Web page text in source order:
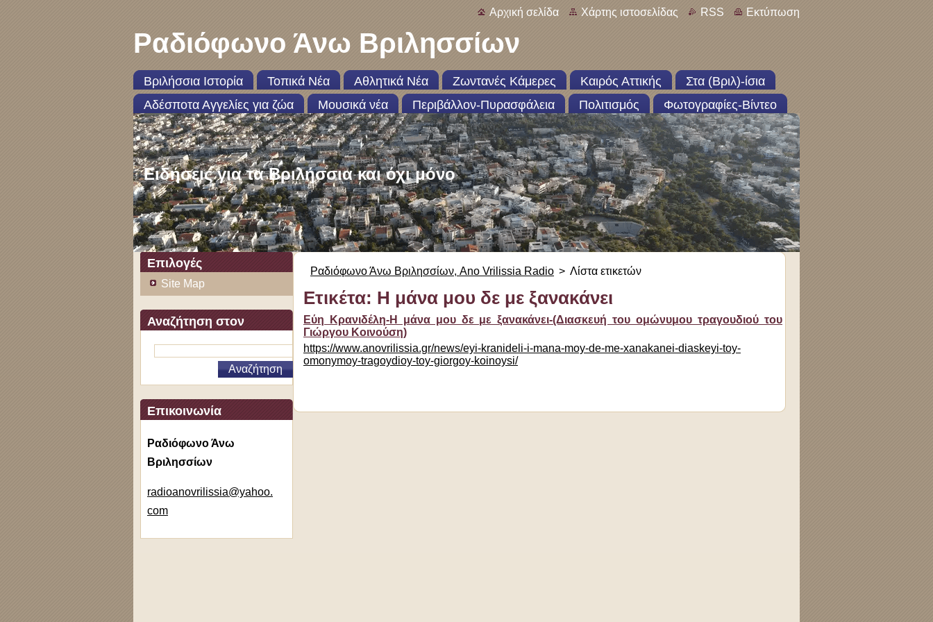
Αρχική σελίδα Χάρτης ιστοσελίδας RSS Εκτύπωση
Ραδιόφωνο Άνω Βριλησσίων
Βριλήσσια Ιστορία Τοπικά Νέα Αθλητικά Νέα Ζωντανές Κάμερες Καιρός Αττικής
Στα (Βριλ)-ίσια
Αδέσποτα Αγγελίες για ζώα
Μουσικά νέα Περιβάλλον-Πυρασφάλεια Πολιτισμός Φωτογραφίες-Βίντεο
Ειδήσεις για τα Βριλήσσια και όχι μόνο
Επιλογές
Site Map
Αναζήτηση στον
ιστότοπο
Επικοινωνία
Ραδιόφωνο Άνω
Βριλησσίων
radioanovrilissia@yahoo.
com
Ραδιόφωνο Άνω Βριλησσίων, Ano Vrilissia Radio > Λίστα ετικετών
Ετικέτα: Η μάνα μου δε με ξανακάνει
Εύη Κρανιδέλη-Η μάνα μου δε με ξανακάνει-(Διασκευή του ομώνυμου τραγουδιού του
Γιώργου Κοινούση)
https://www.anovrilissia.gr/news/eyi-kranideli-i-mana-moy-de-me-xanakanei-diaskeyi-toy-
omonymoy-tragoydioy-toy-giorgoy-koinoysi/